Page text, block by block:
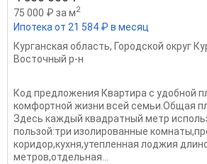
75 000 ₽ за м2
Ипотека от 21 584 ₽ в месяц
Курганская область, Городской округ
Восточный р-н
Код предложения Квартира с удобной
комфортной жизни всей семьи.Общая
Здесь каждый квадратный метр
пользой:три изолированные
коридор,кухня,утепленная лоджия
метров,отдельная...